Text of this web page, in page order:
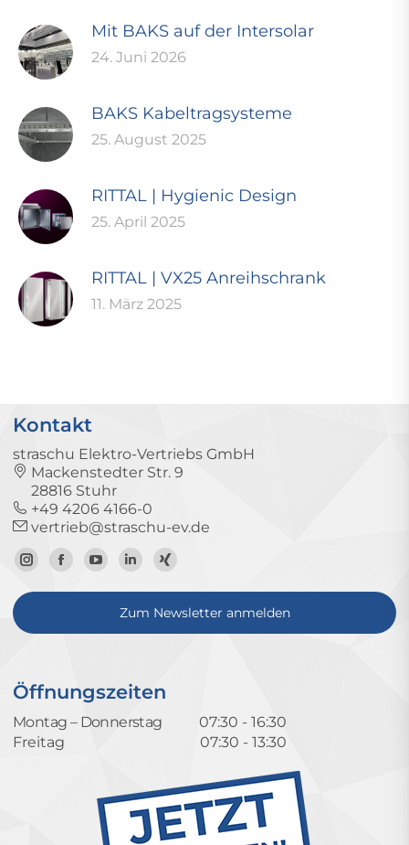
Mit BAKS auf der Intersolar
24. Juni 2026
BAKS Kabeltragsysteme
25. August 2025
RITTAL | Hygienic Design
25. April 2025
RITTAL | VX25 Anreihschrank
11. März 2025
Kontakt
straschu Elektro-Vertriebs GmbH
Mackenstedter Str. 9
28816 Stuhr
+49 4206 4166-0
vertrieb@straschu-ev.de
Zum
Instagram-
Zur
Facebook-
Zum
YouTube-
Kanal
Zum
LinkedIn-
Profil
Zum
Xing-
Profil
Zum Newsletter anmelden
Öffnungszeiten
Montag – Donnerstag
07:30 - 16:30
Freitag
07:30 - 13:30